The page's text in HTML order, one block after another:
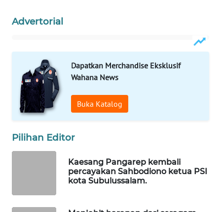
Advertorial
Dapatkan Merchandise Eksklusif
Wahana News
Buka Katalog
Pilihan Editor
Kaesang Pangarep kembali
percayakan Sahbodiono ketua PSI
kota Subulussalam.
MAWAKA
ID
MARTABAT
NET
LPKKI